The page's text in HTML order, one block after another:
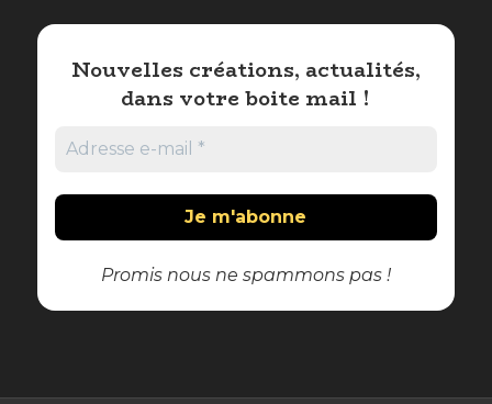
Nouvelles créations, actualités,
dans votre boite mail !
Promis nous ne spammons pas !